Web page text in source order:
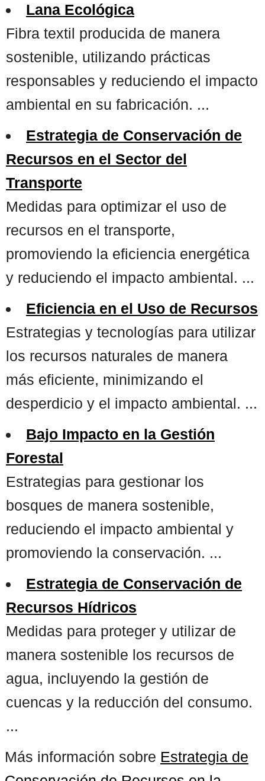
Lana Ecológica
Fibra textil producida de manera
sostenible, utilizando prácticas
responsables y reduciendo el impacto
ambiental en su fabricación. ...
Estrategia de Conservación de
Recursos en el Sector del
Transporte
Medidas para optimizar el uso de
recursos en el transporte,
promoviendo la eficiencia energética
y reduciendo el impacto ambiental. ...
Eficiencia en el Uso de Recursos
Estrategias y tecnologías para utilizar
los recursos naturales de manera
más eficiente, minimizando el
desperdicio y el impacto ambiental. ...
Bajo Impacto en la Gestión
Forestal
Estrategias para gestionar los
bosques de manera sostenible,
reduciendo el impacto ambiental y
promoviendo la conservación. ...
Estrategia de Conservación de
Recursos Hídricos
Medidas para proteger y utilizar de
manera sostenible los recursos de
agua, incluyendo la gestión de
cuencas y la reducción del consumo.
...
Más información sobre Estrategia de